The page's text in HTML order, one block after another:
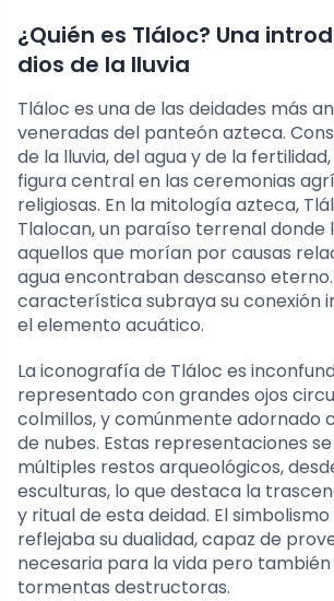
¿Quién es Tláloc? Una
dios de la lluvia
Tláloc es una de las deidades más
veneradas del panteón azteca.
de la lluvia, del agua y de la
figura central en las ceremonias
religiosas. En la mitología azteca,
Tlalocan, un paraíso terrenal donde
aquellos que morían por causas
agua encontraban descanso
característica subraya su conexión
el elemento acuático.
La iconografía de Tláloc es
representado con grandes ojos
colmillos, y comúnmente adornado
de nubes. Estas representaciones
múltiples restos arqueológicos,
esculturas, lo que destaca la
y ritual de esta deidad. El
reflejaba su dualidad, capaz de
necesaria para la vida pero
tormentas destructoras.